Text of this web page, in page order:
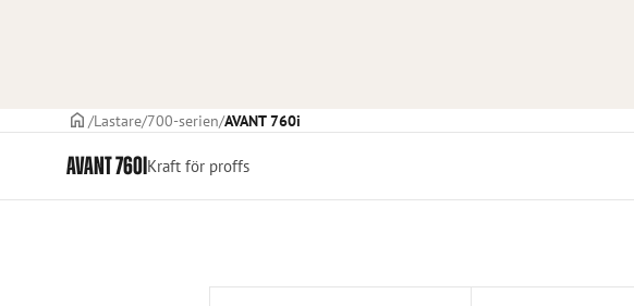
STARTSIDAN
Lastare 700-serien AVANT 760i
AVANT 760IKraft för proffs